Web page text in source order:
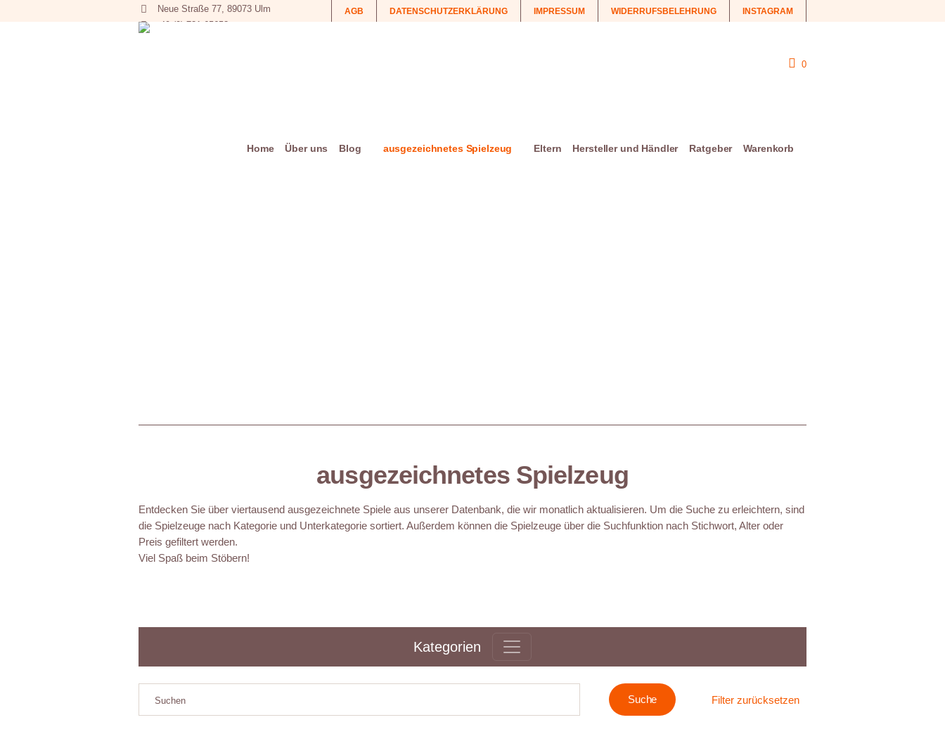
AGB DATENSCHUTZERKLÄRUNG IMPRESSUM WIDERRUFSBELEHRUNG INSTAGRAM
Neue Straße 77, 89073 Ulm
+49 (0) 731 65653
0
Home Über uns Blog ausgezeichnetes Spielzeug Eltern Hersteller und Händler Ratgeber Warenkorb
ausgezeichnetes Spielzeug
Entdecken Sie über viertausend ausgezeichnete Spiele aus unserer Datenbank, die wir monatlich aktualisieren. Um die Suche zu erleichtern, sind
die Spielzeuge nach Kategorie und Unterkategorie sortiert. Außerdem können die Spielzeuge über die Suchfunktion nach Stichwort, Alter oder
Preis gefiltert werden.
Viel Spaß beim Stöbern!
Kategorien
Filter zurücksetzen